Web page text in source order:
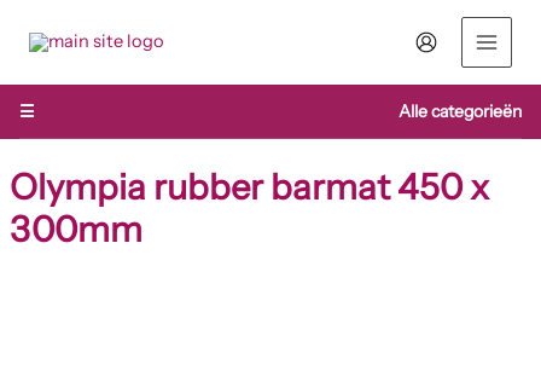
naar
inhoud
☰
Alle categorieën
Olympia rubber barmat 450 x
300mm